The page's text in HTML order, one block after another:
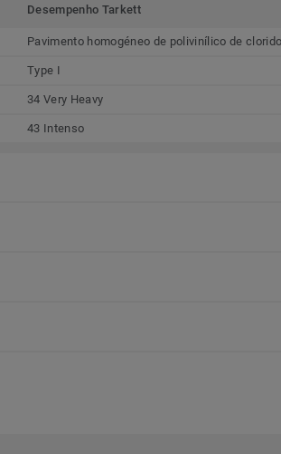
Desempenho Tarkett
Pavimento homogéneo de polivinílico de
Type I
34 Very Heavy
43 Intenso